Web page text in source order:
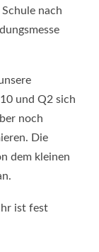
GLOBUS
nach
und Q2 sich
noch
Die
dem kleinen
ist fest